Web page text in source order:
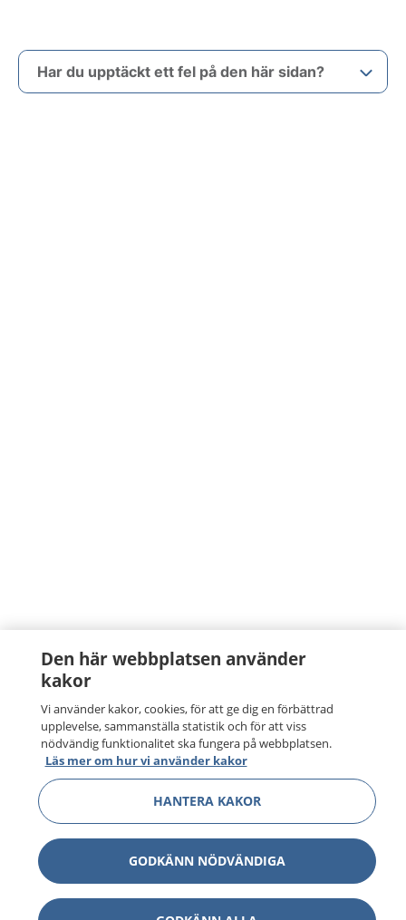
Har du upptäckt ett fel på den här sidan?
Den här webbplatsen använder
kakor
Vi använder kakor, cookies, för att ge dig en förbättrad
upplevelse, sammanställa statistik och för att viss
nödvändig funktionalitet ska fungera på webbplatsen.
Läs mer om hur vi använder kakor
HANTERA KAKOR
GODKÄNN NÖDVÄNDIGA